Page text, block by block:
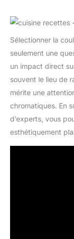
Sélectionner la
seulement une
un impact direct
souvent le lieu de
mérite une
chromatiques. En
d’experts, vous
esthétiquement